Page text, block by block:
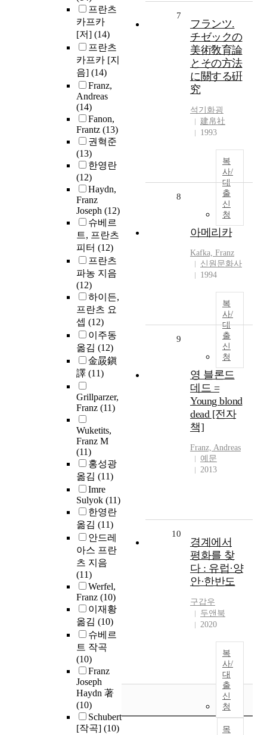
프란츠
카프카
[저] (14)
프란츠
카프카 [지
음] (14)
Franz,
Andreas
(14)
Fanon,
Frantz (13)
권혁준
(13)
한영란
(12)
Haydn,
Franz
Joseph (12)
슈베르
트, 프란츠
피터 (12)
프란츠
파농 지음
(12)
하이든,
프란츠 요
셉 (12)
이주동
옮김 (12)
金晸鎭
譯 (11)
Grillparzer,
Franz (11)
Wuketits,
Franz M
(11)
홍성광
옮김 (11)
Imre
Sulyok (11)
한영란
옮김 (11)
안드레
아스 프란
츠 지음
(11)
Werfel,
Franz (10)
이재황
옮김 (10)
슈베르
트 작곡
(10)
Franz
Joseph
Haydn 著
(10)
Schubert
[작곡] (10)
7
フランツ.
チゼックの
美術敎育論
とその方法
に關する硏
究
석기화굉
建帛社
1993
복
사/
대
출
신
청
8
아메리카
Kafka, Franz
신원문화사
1994
복
사/
대
출
신
청
9
영 블론드
데드 =
Young blond
dead [전자
책]
Franz, Andreas
예문
2013
10
경계에서
평화를 찾
다 : 유럽·양
안·한반도
구갑우
두앤북
2020
복
사/
대
출
신
청
목